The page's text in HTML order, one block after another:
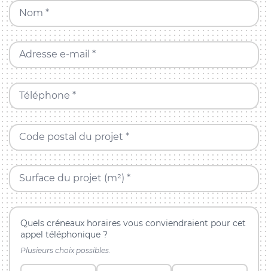
Nom *
Adresse e-mail *
Téléphone *
Code postal du projet *
Surface du projet (m²) *
Quels créneaux horaires vous conviendraient pour cet
appel téléphonique ?
Plusieurs choix possibles.